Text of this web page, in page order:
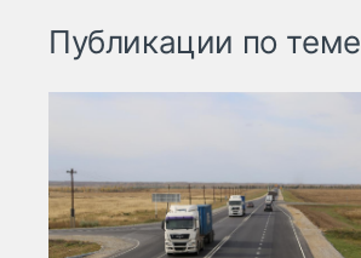
Публикации по теме